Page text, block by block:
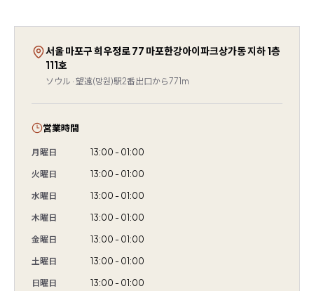
서울 마포구 희우정로 77 마포한강아이파크상가동 지하 1층
111호
ソウル · 望遠(망원)駅2番出口から771m
営業時間
月曜日 13:00 - 01:00
火曜日 13:00 - 01:00
水曜日 13:00 - 01:00
木曜日 13:00 - 01:00
金曜日 13:00 - 01:00
土曜日 13:00 - 01:00
日曜日 13:00 - 01:00